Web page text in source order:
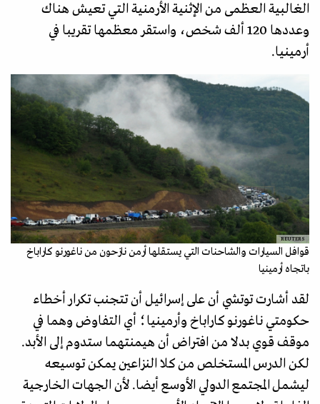
الغالبية العظمى من الإثنية الأرمنية التي تعيش هناك
وعددها 120 ألف شخص، واستقر معظمها تقريبا في
أرمينيا.
REUTERS
قوافل السيارات والشاحنات التي يستقلها أرمن نازحون من ناغورنو كاراباخ
باتجاه أرمينيا
لقد أشارت توتشي أن على إسرائيل أن تتجنب تكرار أخطاء
حكومتي ناغورنو كاراباخ وأرمينيا؛ أي التفاوض وهما في
موقف قوي بدلا من افتراض أن هيمنتهما ستدوم إلى الأبد.
لكن الدرس المستخلص من كلا النزاعين يمكن توسيعه
ليشمل المجتمع الدولي الأوسع أيضا. لأن الجهات الخارجية